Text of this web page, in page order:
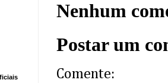
Nenhum
Postar um
Comente: